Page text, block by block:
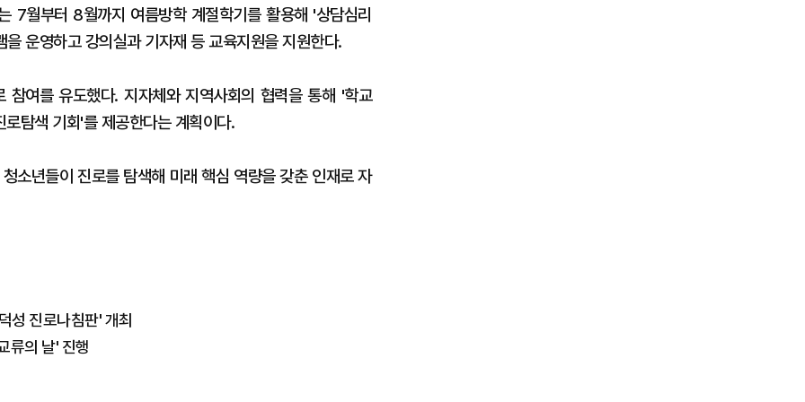
7월부터 8월까지 여름방학 계절학기를 활용해 '상담심리
운영하고 강의실과 기자재 등 교육지원을 지원한다.
여를 유도했다. 지자체와 지역사회의 협력을 통해 '학교
탐색 기회'를 제공한다는 계획이다.
소년들이 진로를 탐색해 미래 핵심 역량을 갖춘 인재로 자
성 진로나침판' 개최
류의 날' 진행